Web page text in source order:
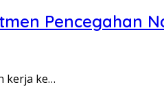
Pencegahan
kerja ke…